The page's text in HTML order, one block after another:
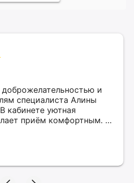
и
специалиста Алины
кабинете уютная
приём комфортным. Я
услуги в косметологии.
косметолога и буду